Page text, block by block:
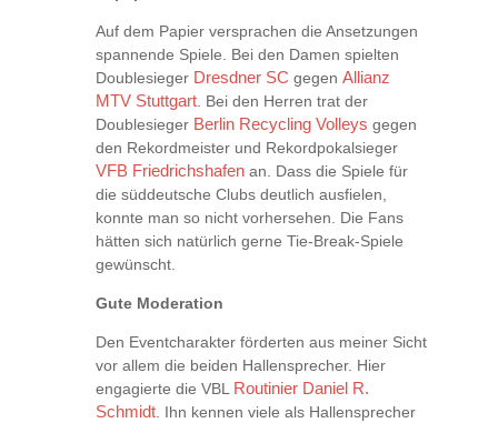
Auf dem Papier versprachen die Ansetzungen
spannende Spiele. Bei den Damen spielten
Doublesieger Dresdner SC gegen Allianz
MTV Stuttgart. Bei den Herren trat der
Doublesieger Berlin Recycling Volleys gegen
den Rekordmeister und Rekordpokalsieger
VFB Friedrichshafen an. Dass die Spiele für
die süddeutsche Clubs deutlich ausfielen,
konnte man so nicht vorhersehen. Die Fans
hätten sich natürlich gerne Tie-Break-Spiele
gewünscht.
Gute Moderation
Den Eventcharakter förderten aus meiner Sicht
vor allem die beiden Hallensprecher. Hier
engagierte die VBL Routinier Daniel R.
Schmidt. Ihn kennen viele als Hallensprecher